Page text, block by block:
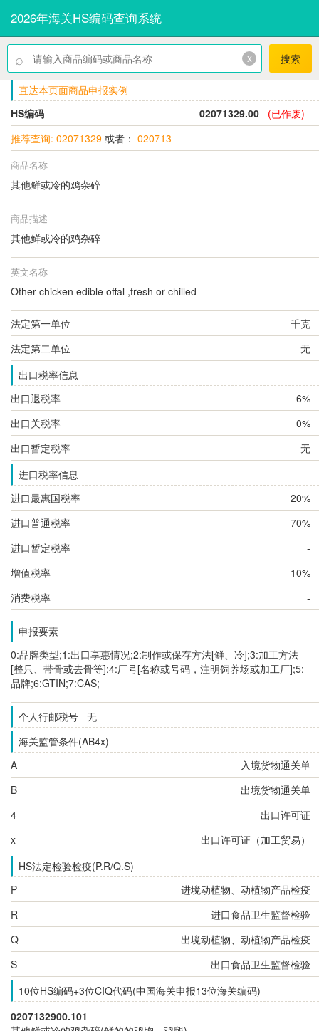
2026年海关HS编码查询系统
⌕ x 搜索
直达本页面商品申报实例
HS编码
02071329.00
(已作废)
推荐查询: 02071329 或者： 020713
商品名称
其他鲜或冷的鸡杂碎
商品描述
其他鲜或冷的鸡杂碎
英文名称
Other chicken edible offal ,fresh or chilled
法定第一单位
千克
法定第二单位
无
出口税率信息
出口退税率
6%
出口关税率
0%
出口暂定税率
无
进口税率信息
进口最惠国税率
20%
进口普通税率
70%
进口暂定税率
-
增值税率
10%
消费税率
-
申报要素
0:品牌类型;1:出口享惠情况;2:制作或保存方法[鲜、冷];3:加工方法
[整只、带骨或去骨等];4:厂号[名称或号码，注明饲养场或加工厂];5:
品牌;6:GTIN;7:CAS;
个人行邮税号 无
海关监管条件(AB4x)
A
入境货物通关单
B
出境货物通关单
4
出口许可证
x
出口许可证（加工贸易）
HS法定检验检疫(P.R/Q.S)
P
进境动植物、动植物产品检疫
R
进口食品卫生监督检验
Q
出境动植物、动植物产品检疫
S
出口食品卫生监督检验
10位HS编码+3位CIQ代码(中国海关申报13位海关编码)
0207132900.101